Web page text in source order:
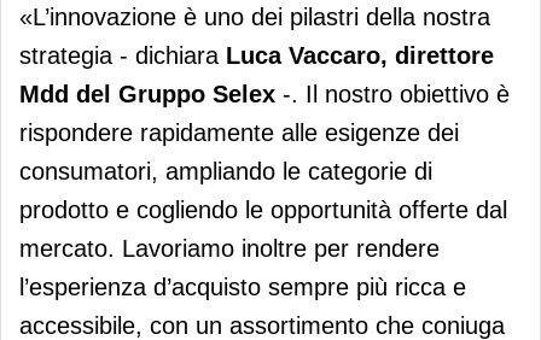
«L’innovazione è uno dei pilastri della nostra
strategia - dichiara Luca Vaccaro, direttore
Mdd del Gruppo Selex -. Il nostro obiettivo è
rispondere rapidamente alle esigenze dei
consumatori, ampliando le categorie di
prodotto e cogliendo le opportunità offerte dal
mercato. Lavoriamo inoltre per rendere
l’esperienza d’acquisto sempre più ricca e
accessibile, con un assortimento che coniuga